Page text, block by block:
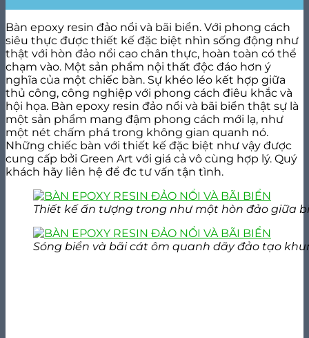
Bàn epoxy resin đảo nổi và bãi biển. Với phong cách
siêu thực được thiết kế đặc biệt nhìn sống động như
thật với hòn đảo nổi cao chân thực, hoàn toàn có thể
chạm vào. Một sản phẩm nội thất độc đáo hơn ý
nghĩa của một chiếc bàn. Sự khéo léo kết hợp giữa
thủ công, công nghiệp với phong cách điêu khắc và
hội họa. Bàn epoxy resin đảo nổi và bãi biển thật sự là
một sản phẩm mang đậm phong cách mới lạ, như
một nét chấm phá trong không gian quanh nó.
Những chiếc bàn với thiết kế đặc biệt như vậy được
cung cấp bởi Green Art với giá cả vô cùng hợp lý. Quý
khách hãy liên hệ để đc tư vấn tận tình.
Thiết kế ấn tượng trong như một hòn đảo giữa
Sóng biển và bãi cát ôm quanh dãy đảo tạo